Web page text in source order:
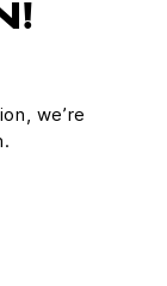
we’re